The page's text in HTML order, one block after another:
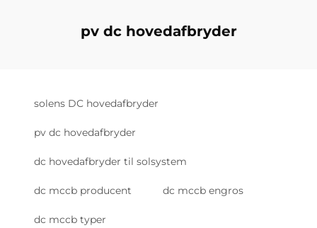
pv dc hovedafbryder
solens DC hovedafbryder
pv dc hovedafbryder
dc hovedafbryder til solsystem
dc mccb producent dc mccb engros
dc mccb typer